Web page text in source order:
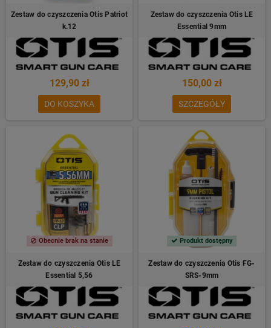
Zestaw do czyszczenia Otis Patriot
k.12
129,90 zł
DO KOSZYKA
Zestaw do czyszczenia Otis LE
Essential 9mm
150,00 zł
SZCZEGÓŁY
Obecnie brak na stanie
Zestaw do czyszczenia Otis LE
Essential 5,56
Produkt dostępny
Zestaw do czyszczenia Otis FG-
SRS-9mm